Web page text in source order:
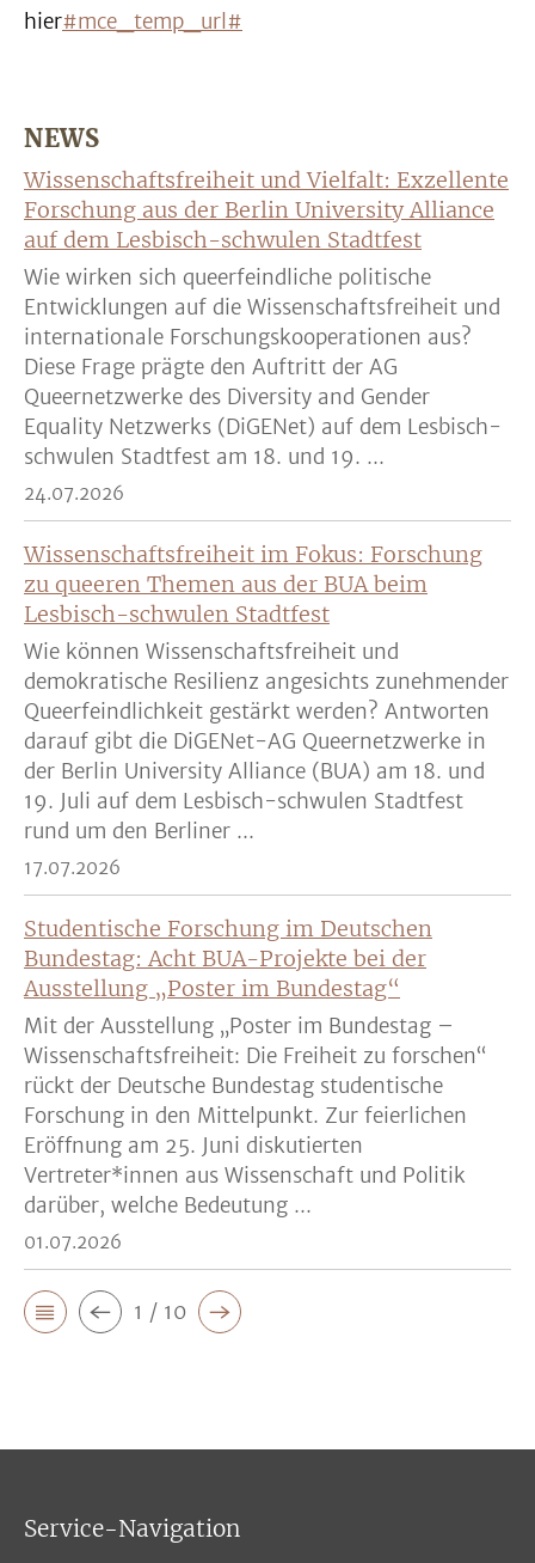
hier#mce_temp_url#
NEWS
Wissenschaftsfreiheit und Vielfalt: Exzellente
Forschung aus der Berlin University Alliance
auf dem Lesbisch-schwulen Stadtfest
Wie wirken sich queerfeindliche politische
Entwicklungen auf die Wissenschaftsfreiheit und
internationale Forschungskooperationen aus?
Diese Frage prägte den Auftritt der AG
Queernetzwerke des Diversity and Gender
Equality Netzwerks (DiGENet) auf dem Lesbisch-
schwulen Stadtfest am 18. und 19. ...
24.07.2026
Wissenschaftsfreiheit im Fokus: Forschung
zu queeren Themen aus der BUA beim
Lesbisch-schwulen Stadtfest
Wie können Wissenschaftsfreiheit und
demokratische Resilienz angesichts zunehmender
Queerfeindlichkeit gestärkt werden? Antworten
darauf gibt die DiGENet-AG Queernetzwerke in
der Berlin University Alliance (BUA) am 18. und
19. Juli auf dem Lesbisch-schwulen Stadtfest
rund um den Berliner ...
17.07.2026
Studentische Forschung im Deutschen
Bundestag: Acht BUA-Projekte bei der
Ausstellung „Poster im Bundestag“
Mit der Ausstellung „Poster im Bundestag –
Wissenschaftsfreiheit: Die Freiheit zu forschen“
rückt der Deutsche Bundestag studentische
Forschung in den Mittelpunkt. Zur feierlichen
Eröffnung am 25. Juni diskutierten
Vertreter*innen aus Wissenschaft und Politik
darüber, welche Bedeutung ...
01.07.2026
1 / 10
Service-Navigation